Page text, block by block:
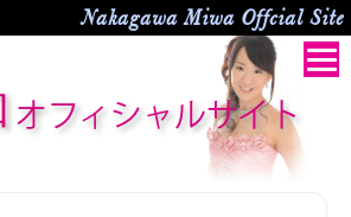
Nakagawa Miwa Offcial Site
オフィシャルサイト